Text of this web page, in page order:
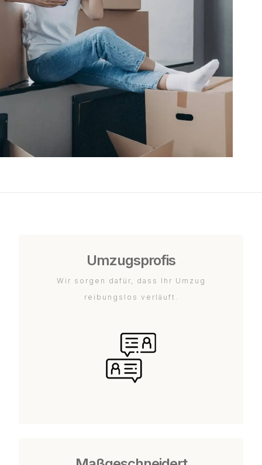
Umzugsprofis
Wir sorgen dafür, dass Ihr Umzug
reibungslos verläuft.